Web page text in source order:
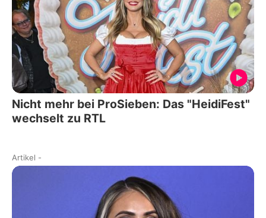
Nicht mehr bei ProSieben: Das "HeidiFest"
wechselt zu RTL
Artikel -